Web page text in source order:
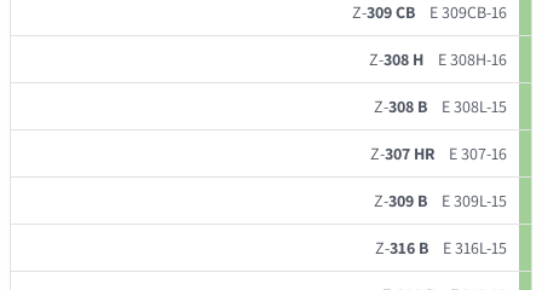
Z-309 CB E 309CB-16
Z-308 H E 308H-16
Z-308 B E 308L-15
Z-307 HR E 307-16
Z-309 B E 309L-15
Z-316 B E 316L-15